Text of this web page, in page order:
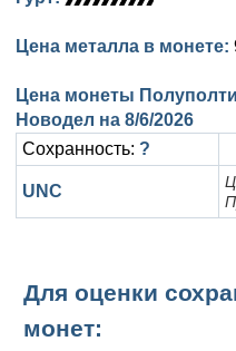
Медь
Цена металла в монете:
Цена монеты
Новодел на 8/6/2026
Сохранность: ?
UNC
Для оценки
монет: